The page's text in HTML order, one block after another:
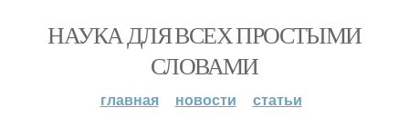
НАУКА ДЛЯ ВСЕХ ПРОСТЫМИ
СЛОВАМИ
главная новости статьи